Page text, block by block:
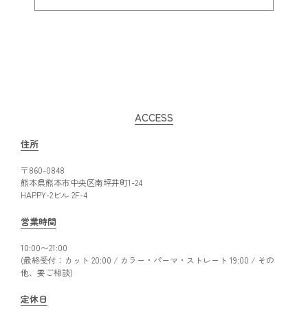
ACCESS
住所
〒860-0848
熊本県熊本市中央区南坪井町1-24
HAPPY-2ビル 2F-4
営業時間
10:00〜21:00
(最終受付：カット 20:00 / カラー・パーマ・ストレート 19:00 / その
他、要ご相談)
定休日